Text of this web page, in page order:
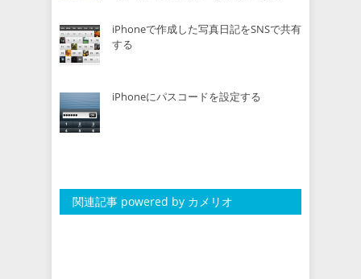
iPhoneで作成した写真日記をSNSで共有
する
iPhoneにパスコードを設定する
関連記事 powered by カメリオ